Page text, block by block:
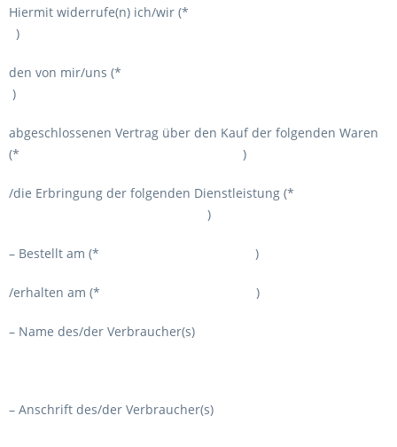
Hiermit widerrufe(n) ich/wir (*
)
den von mir/uns (*
)
abgeschlossenen Vertrag über den Kauf der folgenden Waren
(* )
/die Erbringung der folgenden Dienstleistung (*
)
– Bestellt am (* )
/erhalten am (* )
– Name des/der Verbraucher(s)
– Anschrift des/der Verbraucher(s)